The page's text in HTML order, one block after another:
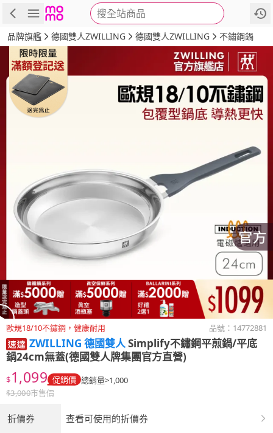
搜全站商品
商品 評價 詳情
品牌旗艦 德國雙人ZWILLING 德國雙人ZWILLING 不鏽鋼鍋
歐規18/10不鏽鋼，健康耐用 品號： 14772881
ZWILLING 德國雙人Simplify不鏽鋼平煎鍋/平底
鍋24cm無蓋(德國雙人牌集團官方直營)
$1,099 促銷價 總銷量>1,000
$3,000市售價
折價券 查看可使用的折價券